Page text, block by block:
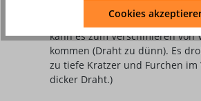
Edelstahlbürsten mit einem
von 0,1 und 0,25 mm. Bei
kann es zum Verschmieren von
kommen (Draht zu dünn). Es
zu tiefe Kratzer und Furchen im
dicker Draht.)
Cookies